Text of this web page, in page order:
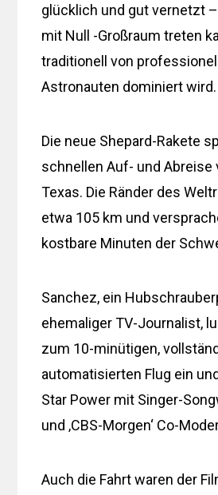
glücklich und gut vernetzt
mit Null -Großraum treten
traditionell von
Astronauten dominiert wird.
Die neue Shepard-Rakete
schnellen Auf- und Abreise
Texas. Die Ränder des
etwa 105 km und
kostbare Minuten der
Sanchez, ein
ehemaliger TV-Journalist,
zum 10-minütigen,
automatisierten Flug ein
Star Power mit Singer-
und ‚CBS-Morgen‘ Co-
Auch die Fahrt waren der